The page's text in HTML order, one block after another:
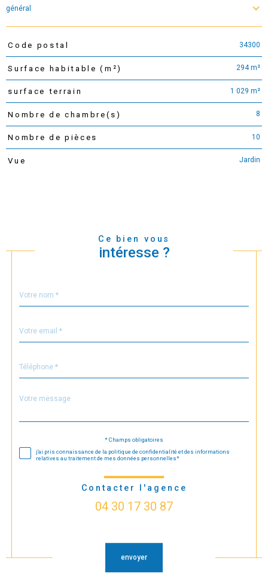
général
TRAD_PAMPERO_Caracteristique
Code postal 34300
Surface habitable (m²) 294 m²
surface terrain 1 029 m²
Nombre de chambre(s) 8
Nombre de pièces 10
Vue Jardin
Ce bien vous
intéresse ?
par
*
*
*
Fieldset
Message
*
* Champs obligatoires
j'ai pris connaissance de la politique de confidentialité et des informations
relatives au traitement de mes données personnelles*
Contacter l'agence
04 30 17 30 87
envoyer